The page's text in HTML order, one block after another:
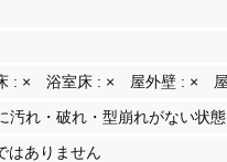
: × 浴室床 : × 屋外壁 : ×
汚れ・破れ・型崩れがない状態
はありません